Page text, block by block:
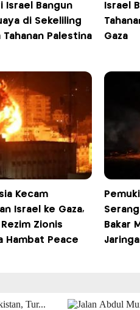
Israel Bangun
di Sekeliling
Tahanan Palestina
Israel
Gaza
Kecam
Israel ke Gaza,
Zionis
Hambat Peace
Bakar